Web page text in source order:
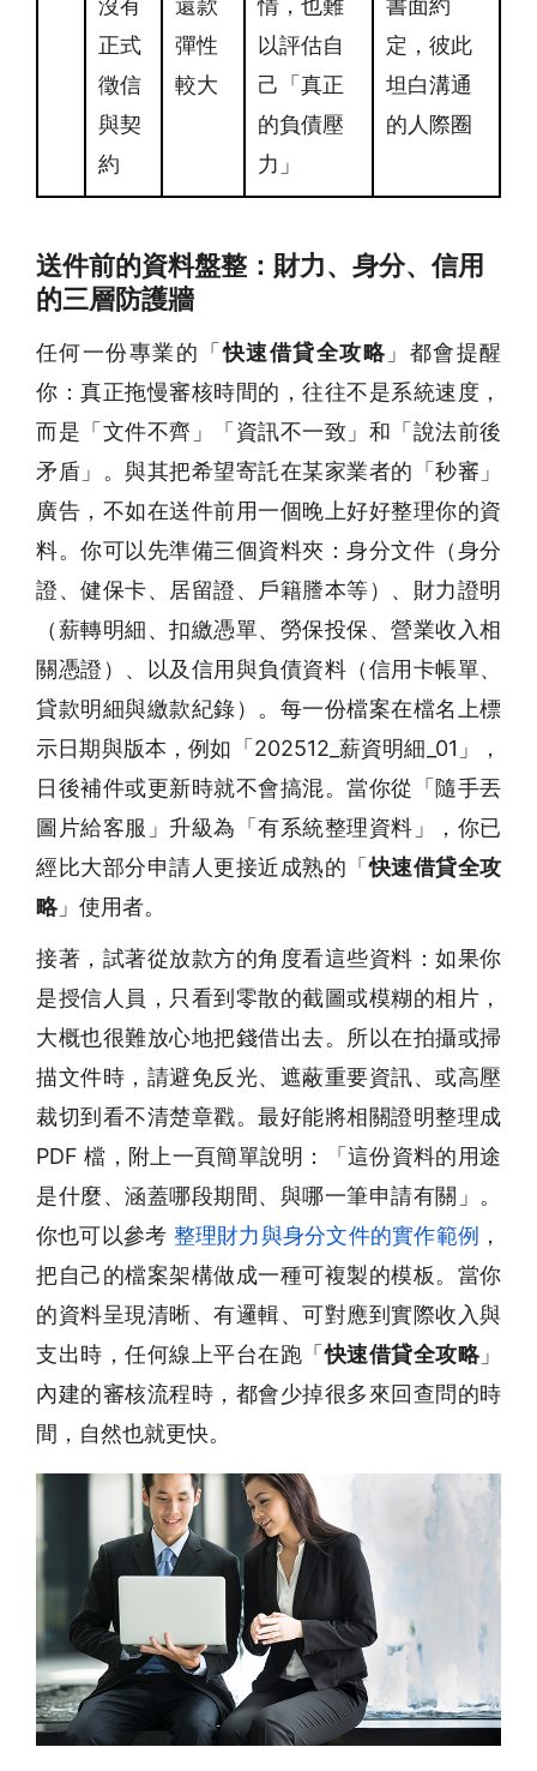
沒有
正式
徵信
與契
約
還款
彈性
較大
情，也難
以評估自
己「真正
的負債壓
力」
書面約
定，彼此
坦白溝通
的人際圈
送件前的資料盤整：財力、身分、信用
的三層防護牆
任何一份專業的「快速借貸全攻略 」都會提醒
你：真正拖慢審核時間的，往往不是系統速度，
而是「文件不齊」「資訊不一致」和「說法前後
矛盾」。與其把希望寄託在某家業者的「秒審」
廣告，不如在送件前用一個晚上好好整理你的資
料。你可以先準備三個資料夾：身分文件（身分
證、健保卡、居留證、戶籍謄本等）、財力證明
（薪轉明細、扣繳憑單、勞保投保、營業收入相
關憑證）、以及信用與負債資料（信用卡帳單、
貸款明細與繳款紀錄）。每一份檔案在檔名上標
示日期與版本，例如「202512_薪資明細_01」，
日後補件或更新時就不會搞混。當你從「隨手丟
圖片給客服」升級為「有系統整理資料」，你已
經比大部分申請人更接近成熟的「快速借貸全攻
略 」使用者。
接著，試著從放款方的角度看這些資料：如果你
是授信人員，只看到零散的截圖或模糊的相片，
大概也很難放心地把錢借出去。所以在拍攝或掃
描文件時，請避免反光、遮蔽重要資訊、或高壓
裁切到看不清楚章戳。最好能將相關證明整理成
PDF 檔，附上一頁簡單說明：「這份資料的用途
是什麼、涵蓋哪段期間、與哪一筆申請有關」。
你也可以參考 整理財力與身分文件的實作範例 ，
把自己的檔案架構做成一種可複製的模板。當你
的資料呈現清晰、有邏輯、可對應到實際收入與
支出時，任何線上平台在跑「快速借貸全攻略 」
內建的審核流程時，都會少掉很多來回查問的時
間，自然也就更快。